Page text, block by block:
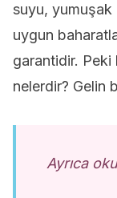
suyu,
uygun
garantidir.
nelerdir? Gelin
Ayrıca